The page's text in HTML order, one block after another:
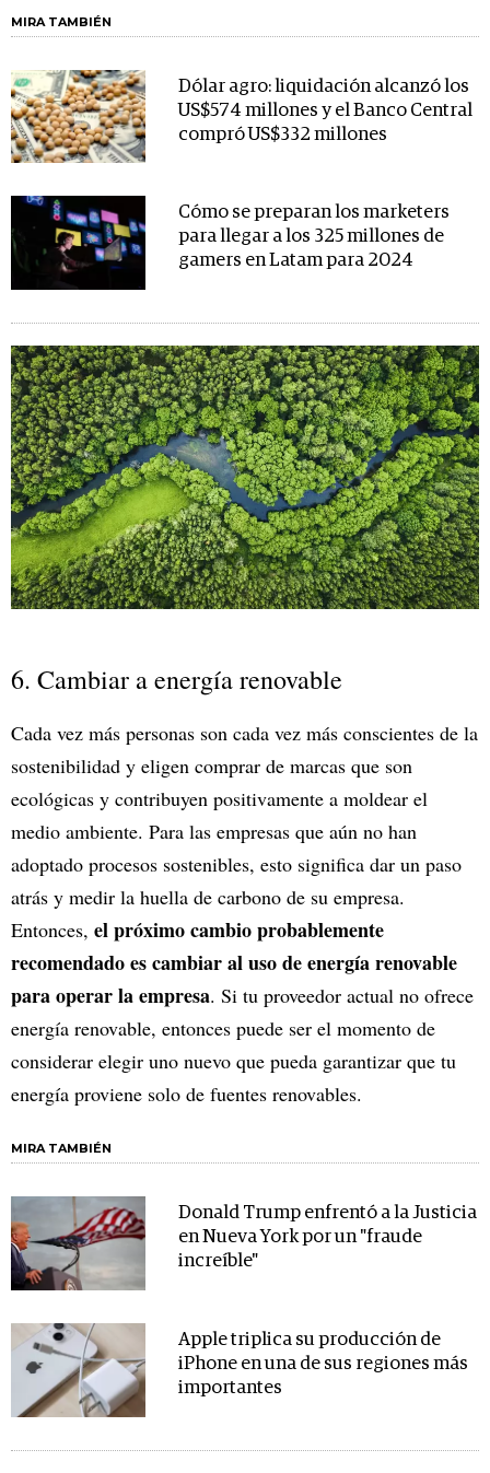
MIRA TAMBIÉN
Dólar agro: liquidación alcanzó los
US$574 millones y el Banco Central
compró US$332 millones
Cómo se preparan los marketers
para llegar a los 325 millones de
gamers en Latam para 2024
6. Cambiar a energía renovable
Cada vez más personas son cada vez más conscientes de la
sostenibilidad y eligen comprar de marcas que son
ecológicas y contribuyen positivamente a moldear el
medio ambiente. Para las empresas que aún no han
adoptado procesos sostenibles, esto significa dar un paso
atrás y medir la huella de carbono de su empresa.
Entonces, el próximo cambio probablemente
recomendado es cambiar al uso de energía renovable
para operar la empresa. Si tu proveedor actual no ofrece
energía renovable, entonces puede ser el momento de
considerar elegir uno nuevo que pueda garantizar que tu
energía proviene solo de fuentes renovables.
MIRA TAMBIÉN
Donald Trump enfrentó a la Justicia
en Nueva York por un "fraude
increíble"
Apple triplica su producción de
iPhone en una de sus regiones más
importantes